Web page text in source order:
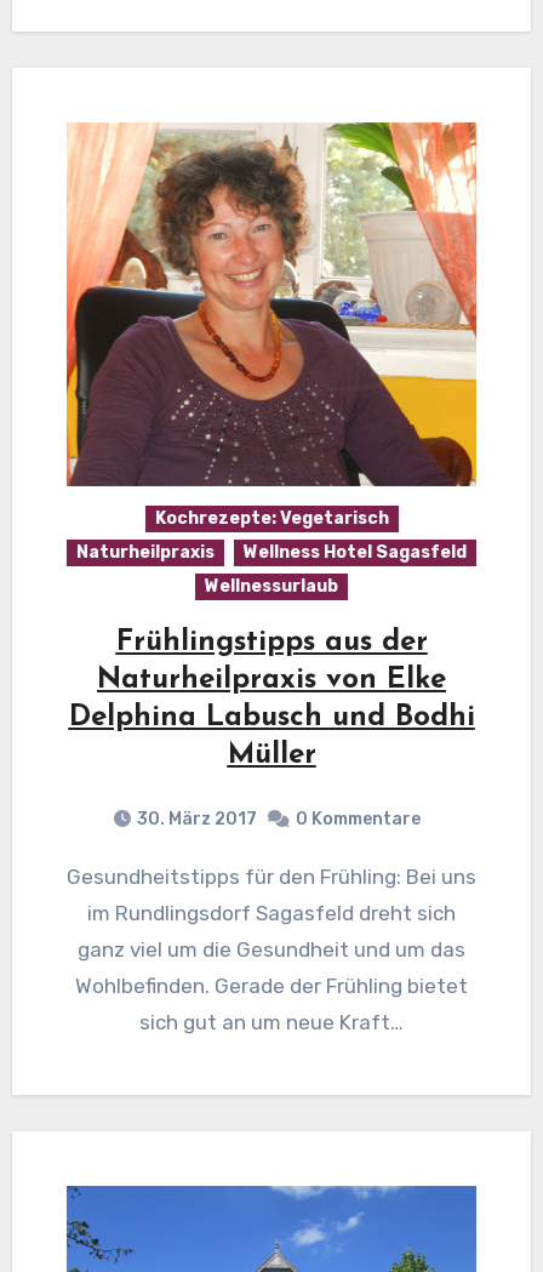
Kochrezepte: Vegetarisch
Naturheilpraxis
Wellness Hotel Sagasfeld
Wellnessurlaub
Frühlingstipps aus der
Naturheilpraxis von Elke
Delphina Labusch und Bodhi
Müller
30. März 2017 0 Kommentare
Gesundheitstipps für den Frühling: Bei uns
im Rundlingsdorf Sagasfeld dreht sich
ganz viel um die Gesundheit und um das
Wohlbefinden. Gerade der Frühling bietet
sich gut an um neue Kraft…